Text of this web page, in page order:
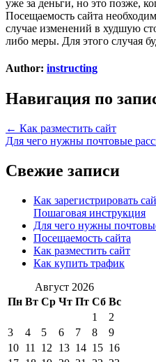
уже за деньги, но это позже,
Посещаемость сайта
случае изменений в худшую
либо меры. Для этого случая
Author: instructing
Навигация по
← Как разместить сайт
Для чего нужны почтовые
Свежие записи
Как зарегистрировать
Пошаговая инструкция
Для чего нужны
Посещаемость сайта
Как разместить сайт
Как купить трафик
Август 2026
Пн Вт Ср Чт Пт Сб Вс
1
2
3
4 5 6 7 8
9
10 11 12 13 14 15 16